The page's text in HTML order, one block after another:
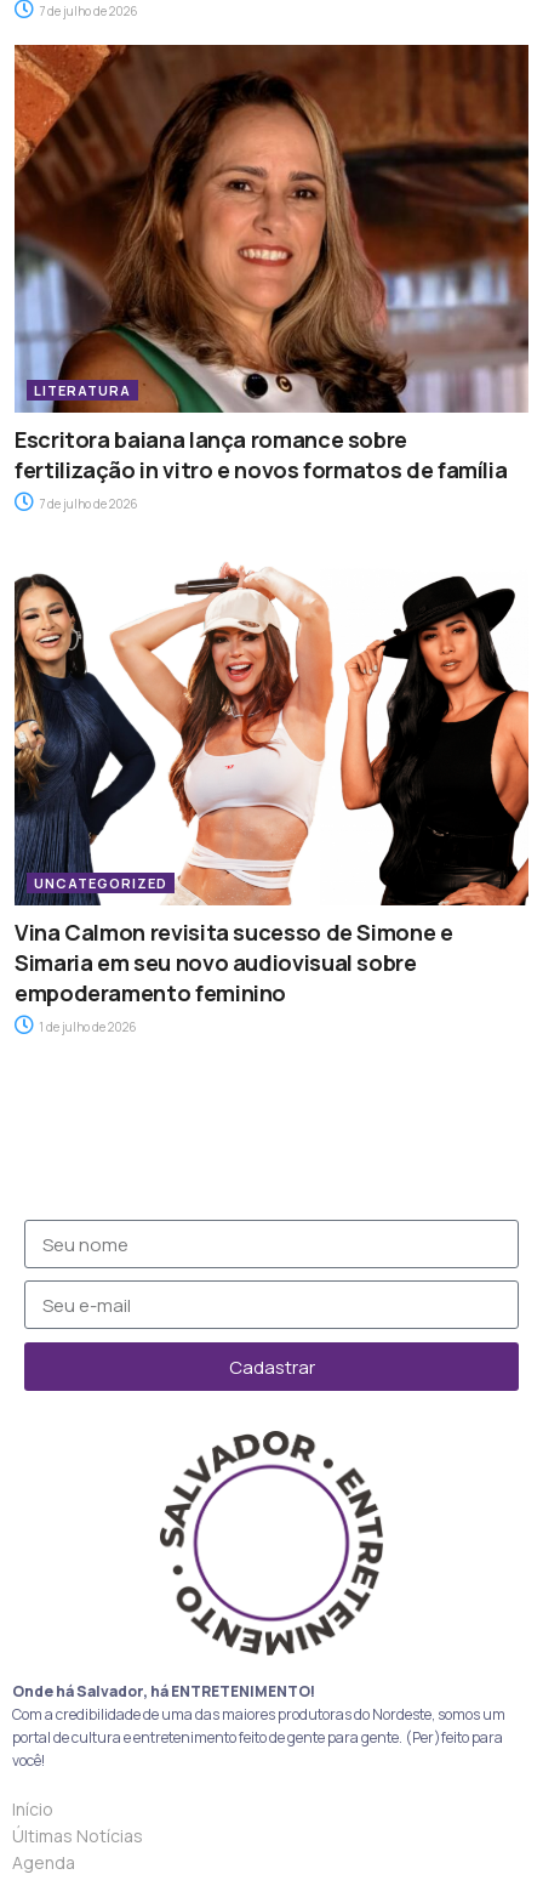
7 de julho de 2026
LITERATURA
Escritora baiana lança romance sobre
fertilização in vitro e novos formatos de família
7 de julho de 2026
UNCATEGORIZED
Vina Calmon revisita sucesso de Simone e
Simaria em seu novo audiovisual sobre
empoderamento feminino
1 de julho de 2026
Cadastrar
Onde há Salvador, há ENTRETENIMENTO!
Com a credibilidade de uma das maiores produtoras do Nordeste, somos um
portal de cultura e entretenimento feito de gente para gente. (Per)feito para
você!
Início
Últimas Notícias
Agenda